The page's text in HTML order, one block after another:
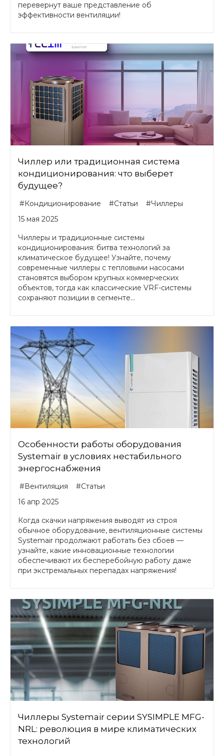
перевернут ваше представление об
эффективности вентиляции!
Чиллер или традиционная система
кондиционирования: что выберет
будущее?
#Кондиционирование #Статьи
#Чиллеры
15 мая 2025
Чиллеры и традиционные системы
кондиционирования: битва технологий за
климатическое будущее! Узнайте, почему
современные чиллеры с тепловыми насосами
становятся выбором крупных коммерческих
объектов, тогда как классические VRF-системы
сохраняют позиции в сегменте...
Особенности работы оборудования
Systemair в условиях нестабильного
энергоснабжения
#Вентиляция
#Статьи
16 апр 2025
Когда скачки напряжения выводят из строя
обычное оборудование, вентиляционные системы
Systemair продолжают работать без сбоев —
узнайте, какие инновационные технологии
обеспечивают их бесперебойную работу даже
при экстремальных перепадах напряжения!
Чиллеры Systemair серии SYSIMPLE MFG-
NRL: революция в мире климатических
технологий